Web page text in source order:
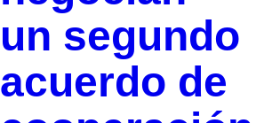
un segundo
acuerdo de